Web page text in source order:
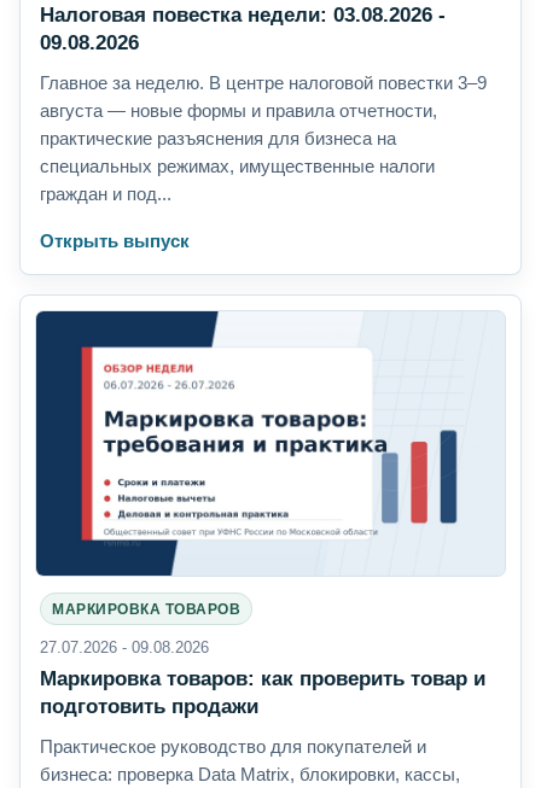
Налоговая повестка недели: 03.08.2026 -
09.08.2026
Главное за неделю. В центре налоговой повестки 3–9
августа — новые формы и правила отчетности,
практические разъяснения для бизнеса на
специальных режимах, имущественные налоги
граждан и под...
Открыть выпуск
МАРКИРОВКА ТОВАРОВ
27.07.2026 - 09.08.2026
Маркировка товаров: как проверить товар и
подготовить продажи
Практическое руководство для покупателей и
бизнеса: проверка Data Matrix, блокировки, кассы,